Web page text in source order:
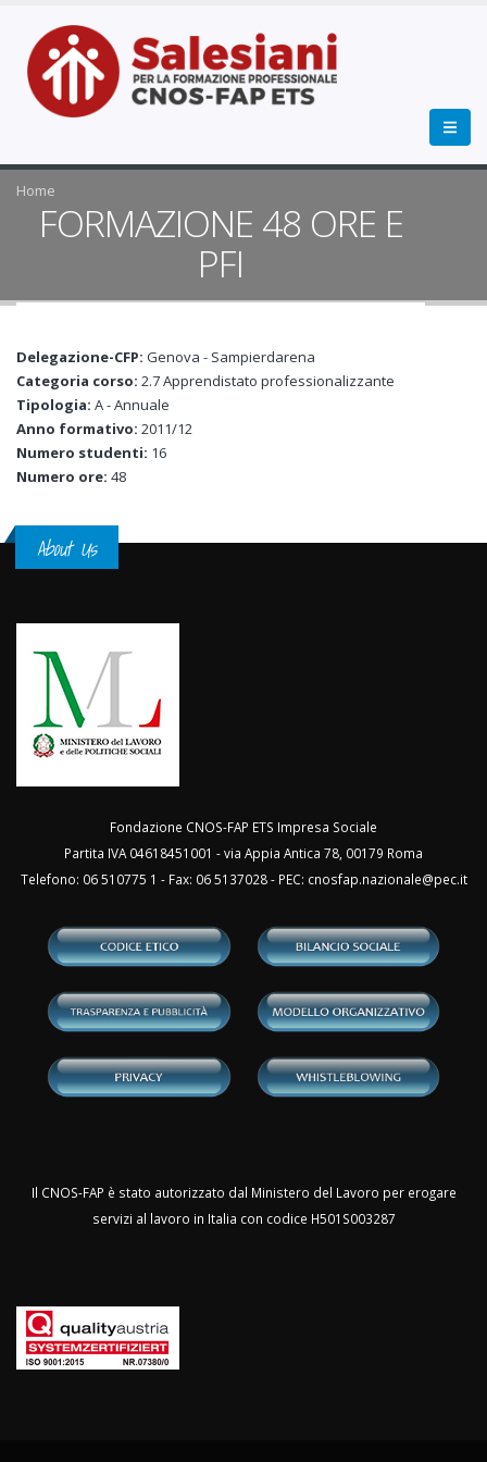
Home
FORMAZIONE 48 ORE E
PFI
Delegazione-CFP: Genova - Sampierdarena
Categoria corso: 2.7 Apprendistato professionalizzante
Tipologia: A - Annuale
Anno formativo: 2011/12
Numero studenti: 16
Numero ore: 48
About Us
Fondazione CNOS-FAP ETS Impresa Sociale
Partita IVA 04618451001 - via Appia Antica 78, 00179 Roma
Telefono: 06 510775 1 - Fax: 06 5137028 - PEC: cnosfap.nazionale@pec.it
Il CNOS-FAP è stato autorizzato dal Ministero del Lavoro per erogare
servizi al lavoro in Italia con codice H501S003287